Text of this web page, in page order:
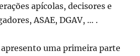
apícolas, decisores e
ASAE, DGAV, … .
uma primeira parte